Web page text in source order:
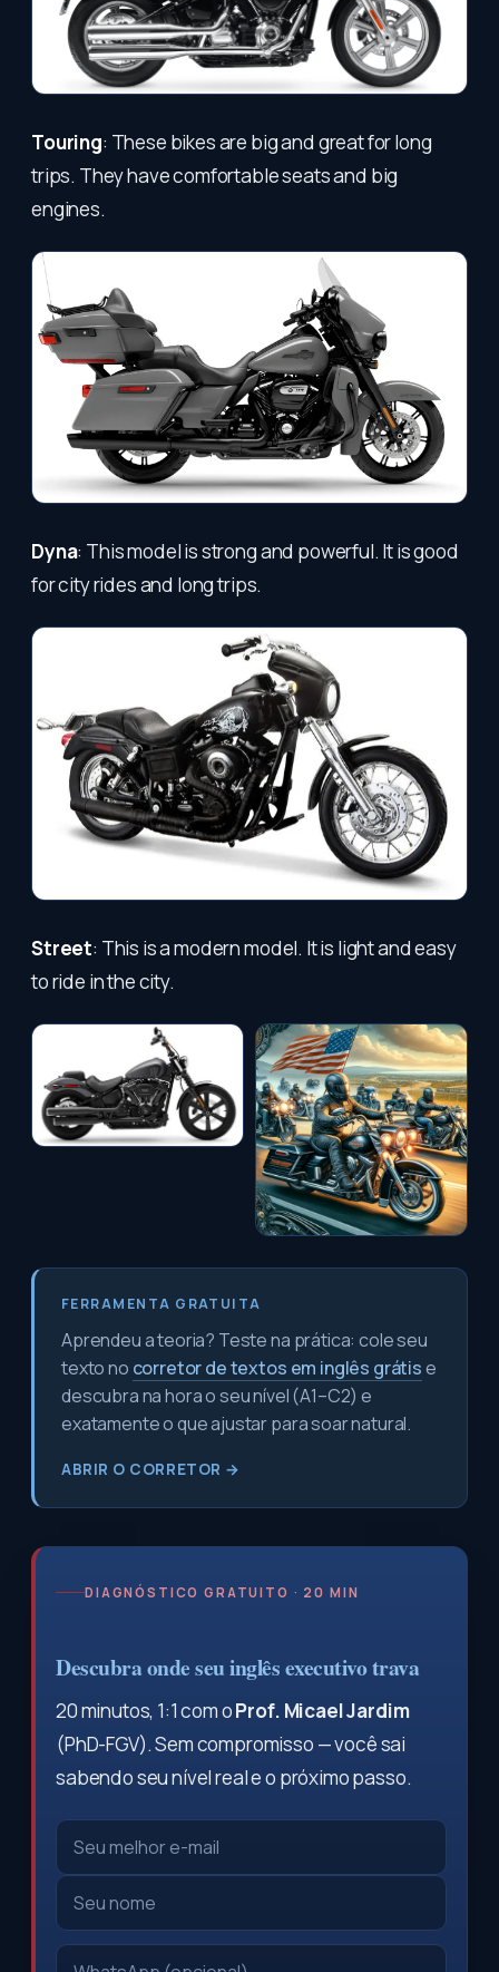
Touring: These bikes are big and great for long
trips. They have comfortable seats and big
engines.
Dyna: This model is strong and powerful. It is good
for city rides and long trips.
Street: This is a modern model. It is light and easy
to ride in the city.
FERRAMENTA GRATUITA
Aprendeu a teoria? Teste na prática: cole seu
texto no corretor de textos em inglês grátise
descubra na hora o seu nível (A1–C2) e
exatamente o que ajustar para soar natural.
ABRIR O CORRETOR →
DIAGNÓSTICO GRATUITO · 20 MIN
Descubra onde seu inglês executivo trava
20 minutos, 1:1 com oProf. Micael Jardim
(PhD-FGV). Sem compromisso — você sai
sabendo seu nível real e o próximo passo.